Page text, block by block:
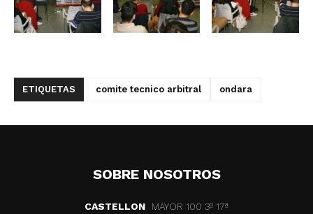
ETIQUETAS comite tecnico arbitral ondara
SOBRE NOSOTROS
CASTELLON
MAYOR 100 3º 17ª